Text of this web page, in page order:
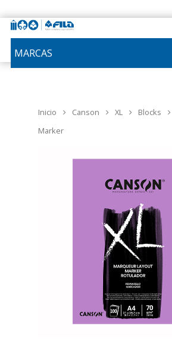
MARCAS
Inicio Canson XL Blocks
Marker